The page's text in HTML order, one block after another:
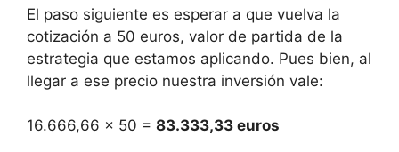
El paso siguiente es esperar a que vuelva la
cotización a 50 euros, valor de partida de la
estrategia que estamos aplicando. Pues bien, al
llegar a ese precio nuestra inversión vale:
16.666,66 x 50 = 83.333,33 euros